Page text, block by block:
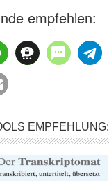
empfehlen:
EMPFEHLUNG: